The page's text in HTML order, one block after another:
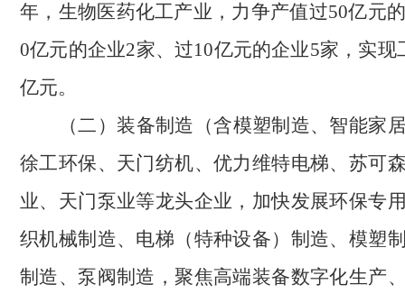
年，生物医药化工产业，力争产值过50亿元
0亿元的企业2家、过10亿元的企业5家，实现
亿元。
（二）装备制造（含模塑制造、智能家
徐工环保、天门纺机、优力维特电梯、苏可
业、天门泵业等龙头企业，加快发展环保专
织机械制造、电梯（特种设备）制造、模塑
制造、泵阀制造，聚焦高端装备数字化生产